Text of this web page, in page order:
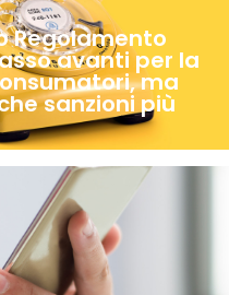
Regolamento
avanti per la
ma
sanzioni più